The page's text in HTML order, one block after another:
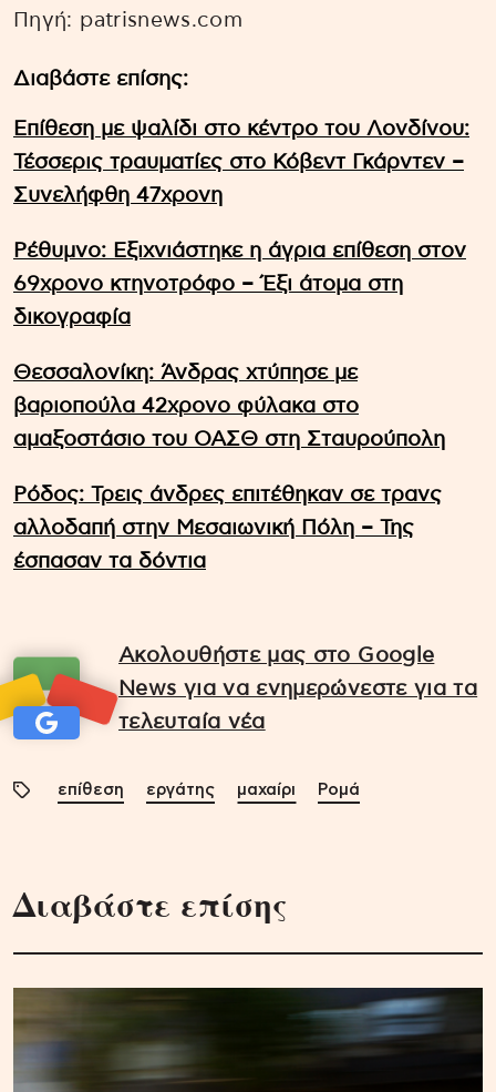
Πηγή: patrisnews.com
Διαβάστε επίσης:
Επίθεση με ψαλίδι στο κέντρο του Λονδίνου:
Τέσσερις τραυματίες στο Κόβεντ Γκάρντεν –
Συνελήφθη 47χρονη
Ρέθυμνο: Εξιχνιάστηκε η άγρια επίθεση στον
69χρονο κτηνοτρόφο – Έξι άτομα στη
δικογραφία
Θεσσαλονίκη: Άνδρας χτύπησε με
βαριοπούλα 42χρονο φύλακα στο
αμαξοστάσιο του ΟΑΣΘ στη Σταυρούπολη
Ρόδος: Τρεις άνδρες επιτέθηκαν σε τρανς
αλλοδαπή στην Μεσαιωνική Πόλη – Της
έσπασαν τα δόντια
Ακολουθήστε μας στο Google
News για να ενημερώνεστε για τα
τελευταία νέα
επίθεση εργάτης μαχαίρι Ρομά
Διαβάστε επίσης